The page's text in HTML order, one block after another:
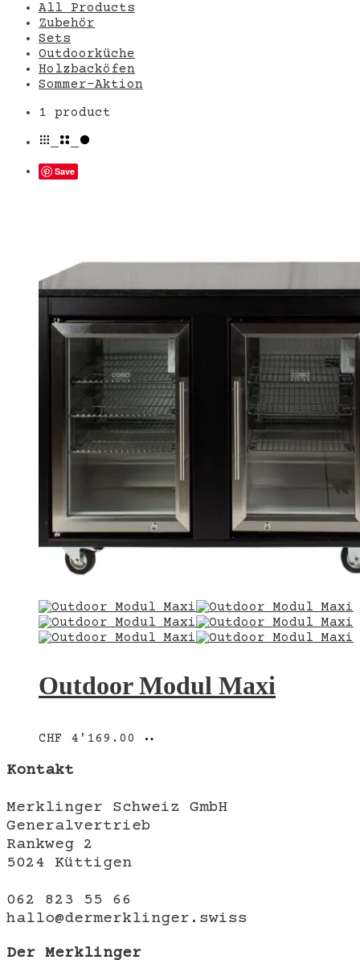
All Products
Zubehör
Sets
Outdoorküche
Holzbacköfen
Sommer-Aktion
1 product
Save
Outdoor Modul Maxi
CHF 4'169.00
Kontakt
Merklinger Schweiz GmbH
Generalvertrieb
Rankweg 2
5024 Küttigen
062 823 55 66
hallo@dermerklinger.swiss
Der Merklinger